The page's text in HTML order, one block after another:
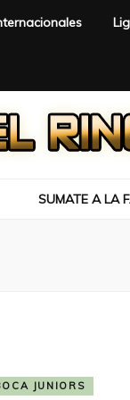
SUMATE A LA
JUNIORS